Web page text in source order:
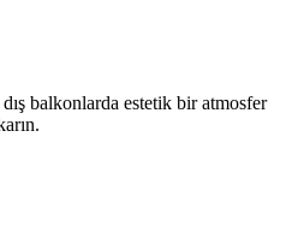
balkonlarda estetik bir atmosfer